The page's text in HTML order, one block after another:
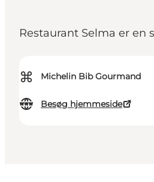
Restaurant Selma er
⌘ Michelin Bib Gourmand
Besøg hjemmeside